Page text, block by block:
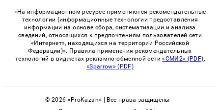
«На информационном ресурсе применяются рекомендательные
технологии (информационные технологии предоставления
информации на основе сбора, систематизации и анализа
сведений, относящихся к предпочтениям пользователей сети
«Интернет», находящихся на территории Российской
Федерации)». Правила применения рекомендательных
технологий в виджетах рекламно-обменной сети«СМИ2» (PDF),
«Sparrow» (PDF)
© 2026 «ProKazan» | Все права защищены